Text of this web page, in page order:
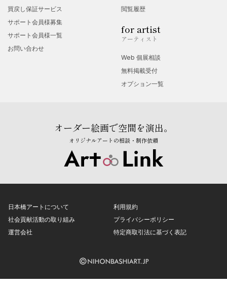
買戻し保証サービス
サポート会員様募集
サポート会員様一覧
お問い合わせ
閲覧履歴
for artist
アーティスト
Web 個展相談
無料掲載受付
オプション一覧
オーダー絵画で空間を演出。
オリジナルアートの相談・制作依頼
日本橋アートについて
社会貢献活動の取り組み
運営会社
利用規約
プライバシーポリシー
特定商取引法に基づく表記